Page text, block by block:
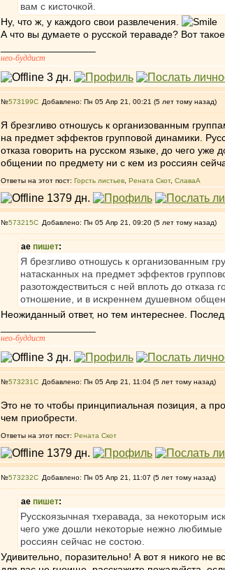
вам с кисточкой.
Ну, что ж, у каждого свои развлечения.
А что вы думаете о русской тераваде? Вот
нео-буддист
№573199 Добавлено: Пн 05 Апр 21, 00:21 (5 лет тому назад)
Я брезгливо отношусь к организованным
на предмет эффектов групповой динамики.
отказа говорить на русском языке, до чего
общении по предмету ни с кем из россиян
Ответы на этот пост: Горсть листьев Рената Скот, СлаваА
№573215 Добавлено: Пн 05 Апр 21, 09:20 (5 лет тому назад)
ae пишет:
Я брезгливо отношусь к организованным
натасканных на предмет эффектов
разотождествиться с ней вплоть до
отношение, и в искреннем душевном
Неожиданный ответ, но тем интереснее.
нео-буддист
№573231 Добавлено: Пн 05 Апр 21, 11:04 (5 лет тому назад)
Это не то чтобы принципиальная позиция, а
чем приобрести.
Ответы на этот пост: Рената Скот
№573232 Добавлено: Пн 05 Апр 21, 11:07 (5 лет тому назад)
ae пишет:
Русскоязычная тхеравада, за некоторым
чего уже дошли некоторые нежно
россиян сейчас не состою.
Удивительно, поразительно! А вот я никого не